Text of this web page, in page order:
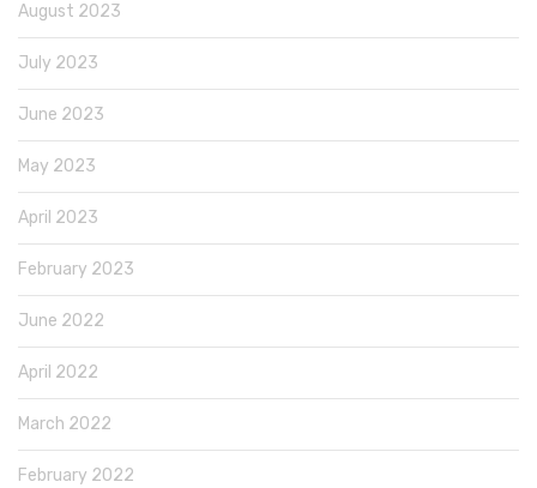
August 2023
July 2023
June 2023
May 2023
April 2023
February 2023
June 2022
April 2022
March 2022
February 2022